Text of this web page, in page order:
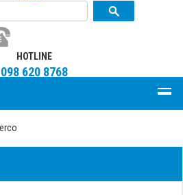
HOTLINE
098 620 8768